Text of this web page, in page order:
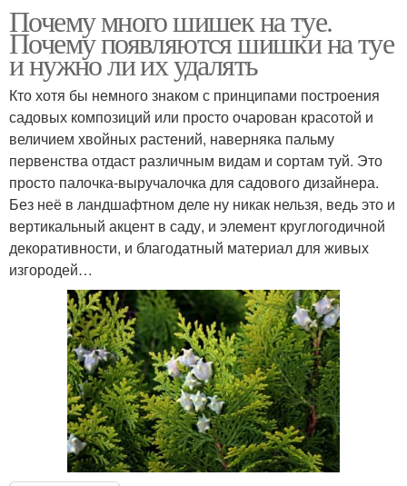
Почему много шишек на туе.
Почему появляются шишки на туе
и нужно ли их удалять
Кто хотя бы немного знаком с принципами построения
садовых композиций или просто очарован красотой и
величием хвойных растений, наверняка пальму
первенства отдаст различным видам и сортам туй. Это
просто палочка-выручалочка для садового дизайнера.
Без неё в ландшафтном деле ну никак нельзя, ведь это и
вертикальный акцент в саду, и элемент круглогодичной
декоративности, и благодатный материал для живых
изгородей…